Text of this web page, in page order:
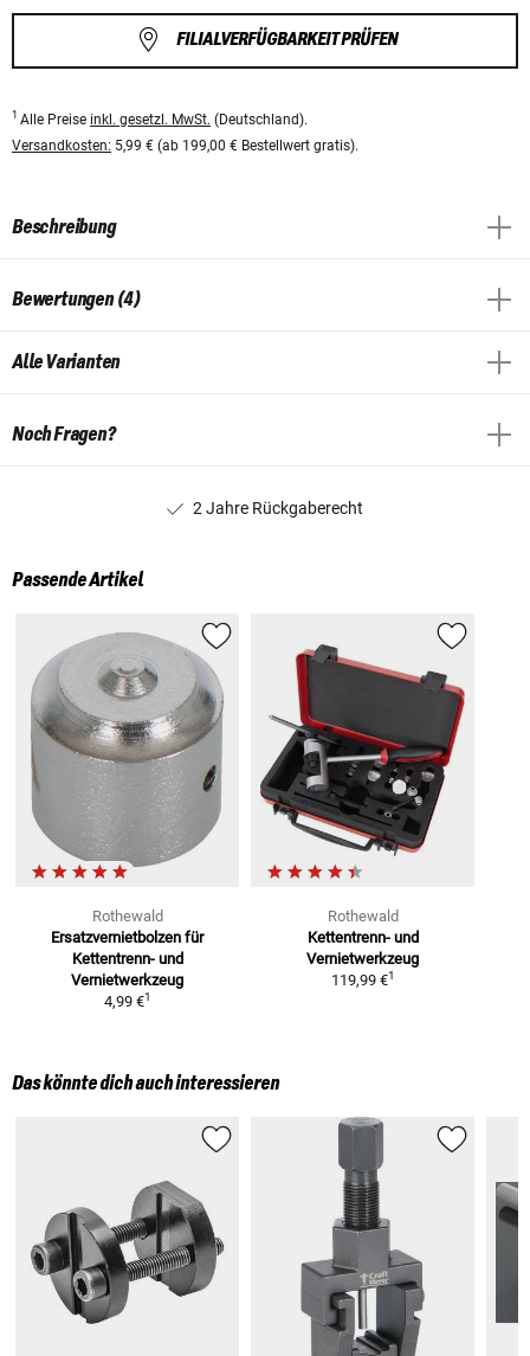
FILIALVERFÜGBARKEIT PRÜFEN
1 Alle Preise inkl. gesetzl. MwSt. (Deutschland).
Versandkosten: 5,99 € (ab 199,00 € Bestellwert gratis).
Beschreibung
Bewertungen (4)
Alle Varianten
Noch Fragen?
2 Jahre Rückgaberecht
Passende Artikel
Rothewald
Ersatzvernietbolzen für
Kettentrenn- und
Vernietwerkzeug
4,99 €1
Rothewald
Kettentrenn- und
Vernietwerkzeug
119,99 €1
Das könnte dich auch interessieren